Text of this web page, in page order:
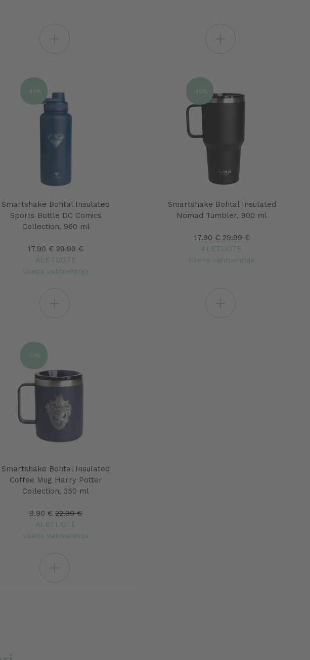
Smartshake Bohtal Insulated
Sports Bottle DC Comics
Collection, 960 ml
17.90 € 29.99 €
ALETUOTE
Useita vaihtoehtoja
-40%
Smartshake Bohtal Insulated
Nomad Tumbler, 900 ml
17.90 € 29.99 €
ALETUOTE
Useita vaihtoehtoja
-40%
Smartshake Bohtal Insulated
Coffee Mug Harry Potter
Collection, 350 ml
9.90 € 22.99 €
ALETUOTE
Useita vaihtoehtoja
-57%